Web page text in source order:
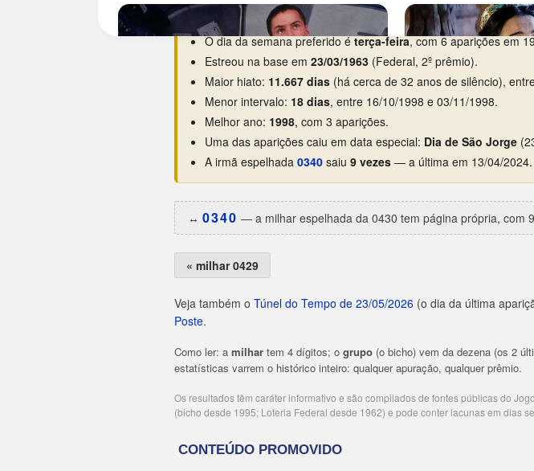
Curiosidades da 0430
O dia da semana preferido éterça-feira, com 6 aparições em
Estreou na base em 23/03/1963 (Federal, 2º prêmio).
Maior hiato: 11.667 dias (há cerca de 32 anos de silêncio),
Menor intervalo: 18 dias, entre 16/10/1998 e 03/11/1998.
Melhor ano: 1998, com 3 aparições.
Uma das aparições caiu em data especial: Dia de São Jorge
A irmã espelhada 0340 saiu 9 vezes — a última em 13/04/2024.
↔️ 0340 — a milhar espelhada da 0430 tem página própria, com
« milhar 0429
Veja também o Túnel do Tempo de 23/05/2026 (o dia da última
Poste.
Como ler: a milhar tem 4 dígitos; o grupo (o bicho) vem da dezena (os 2
estatísticas varrem o histórico inteiro: qualquer apuração, qualquer prêmio.
Os resultados têm caráter informativo e são compilados de fontes públicas do
(bicho desde 1995; Loteria Federal desde 1962) e pode conter lacunas em dias
Publicidade